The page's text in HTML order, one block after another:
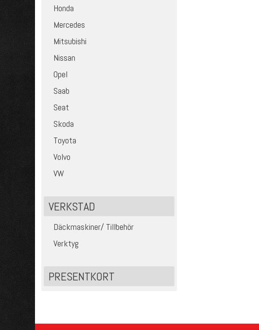
Honda
Mercedes
Mitsubishi
Nissan
Opel
Saab
Seat
Skoda
Toyota
Volvo
VW
VERKSTAD
Däckmaskiner/ Tillbehör
Verktyg
PRESENTKORT